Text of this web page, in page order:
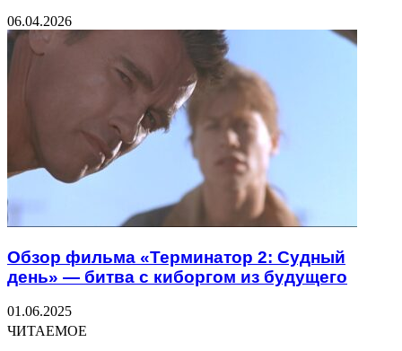
06.04.2026
Обзор фильма «Терминатор 2: Судный
день» — битва с киборгом из будущего
01.06.2025
ЧИТАЕМОЕ